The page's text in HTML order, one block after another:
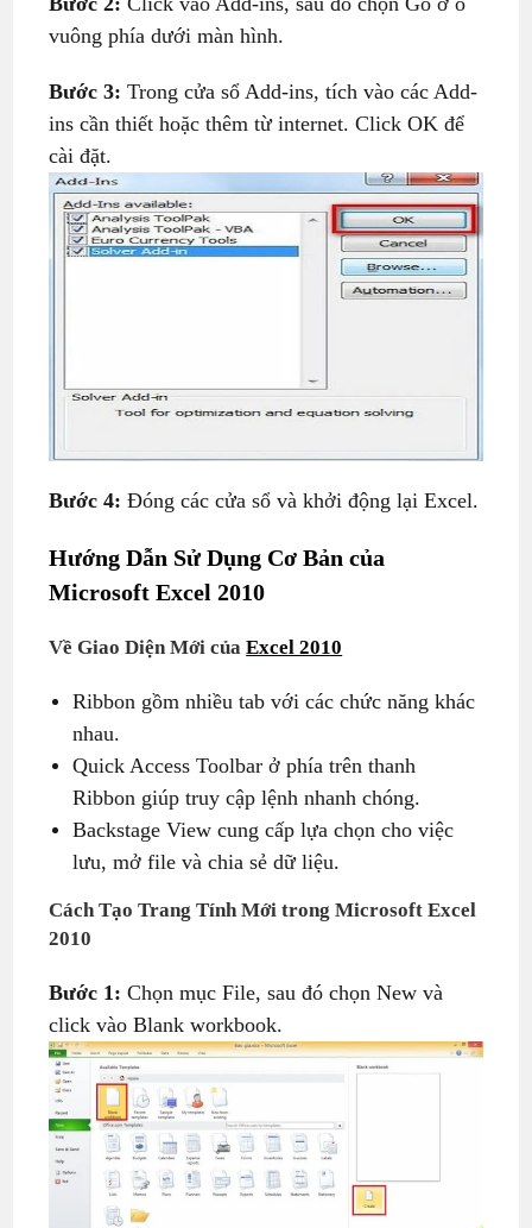
vuông phía dưới màn hình.
Bước 3: Trong cửa sổ Add-ins, tích vào các Add-
ins cần thiết hoặc thêm từ internet. Click OK để
cài đặt.
Bước 4: Đóng các cửa sổ và khởi động lại Excel.
Hướng Dẫn Sử Dụng Cơ Bản của
Microsoft Excel 2010
Về Giao Diện Mới củaExcel 2010
Ribbon gồm nhiều tab với các chức năng khác
nhau.
Quick Access Toolbar ở phía trên thanh
Ribbon giúp truy cập lệnh nhanh chóng.
Backstage View cung cấp lựa chọn cho việc
lưu, mở file và chia sẻ dữ liệu.
Cách Tạo Trang Tính Mới trong Microsoft Excel
2010
Bước 1: Chọn mục File, sau đó chọn New và
click vào Blank workbook.